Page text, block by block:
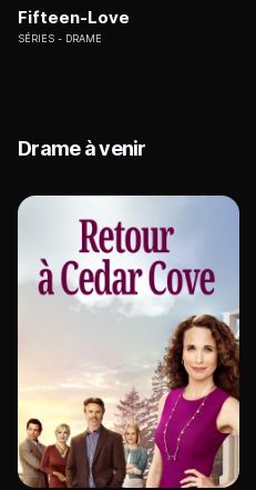
Fifteen-Love
SÉRIES DRAME
Drame à venir